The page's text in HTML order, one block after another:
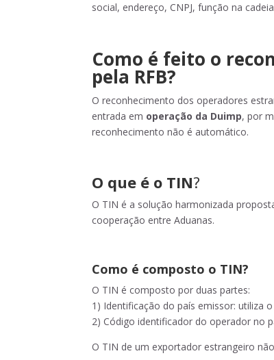
social, endereço, CNPJ, função na
Como é feito o
pela RFB?
O reconhecimento dos operadores
entrada em operação da Duimp, por
reconhecimento não é automático.
O que é o TIN?
O TIN é a solução harmonizada
cooperação entre Aduanas.
Como é composto o TIN?
O TIN é composto por duas partes:
1) Identificação do país emissor: utiliza
2) Código identificador do operador no
O TIN de um exportador estrangeiro